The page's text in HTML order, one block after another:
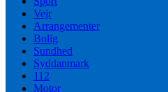
Vejr
Arrangementer
Bolig
Sundhed
Syddanmark
112
Motor